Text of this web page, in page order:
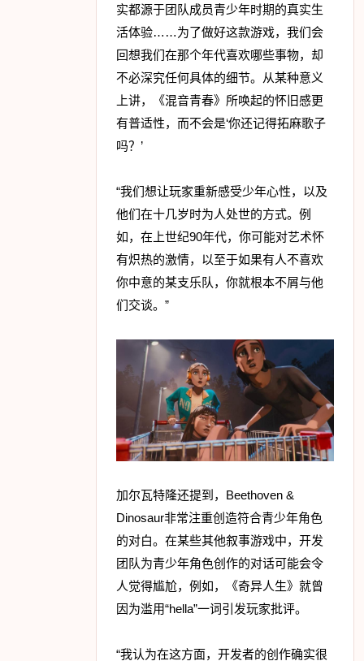
实都源于团队成员青少年时期的真实生
活体验……为了做好这款游戏，我们会
回想我们在那个年代喜欢哪些事物，却
不必深究任何具体的细节。从某种意义
上讲，《混音青春》所唤起的怀旧感更
有普适性，而不会是‘你还记得拓麻歌子
吗？’
“我们想让玩家重新感受少年心性，以及
他们在十几岁时为人处世的方式。例
如，在上世纪90年代，你可能对艺术怀
有炽热的激情，以至于如果有人不喜欢
你中意的某支乐队，你就根本不屑与他
们交谈。”
加尔瓦特隆还提到，Beethoven &
Dinosaur非常注重创造符合青少年角色
的对白。在某些其他叙事游戏中，开发
团队为青少年角色创作的对话可能会令
人觉得尴尬，例如，《奇异人生》就曾
因为滥用“hella”一词引发玩家批评。
“我认为在这方面，开发者的创作确实很